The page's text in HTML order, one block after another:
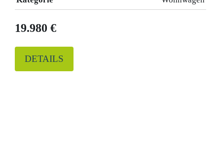
19.980 €
DETAILS